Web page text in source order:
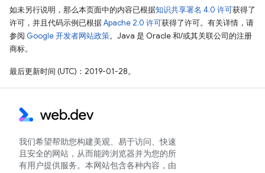
如未另行说明，那么本页面中的内容已根据知识共享署名 4.0 许可获得了
许可，并且代码示例已根据Apache 2.0 许可获得了许可。有关详情，请
参阅 Google 开发者网站政策。Java 是 Oracle 和/或其关联公司的注册
商标。
最后更新时间 (UTC)：2019-01-28。
我们希望帮助您构建美观、易于访问、快速
且安全的网站，从而能跨浏览器并为您的所
有用户提供服务。本网站包含各种内容，由